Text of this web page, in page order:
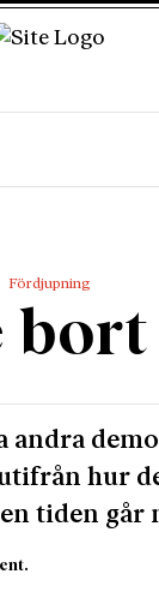
Fördjupning
andra
hur
tiden går